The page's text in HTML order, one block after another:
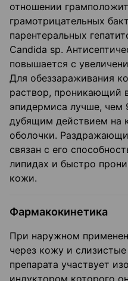
отношении
грамотрицательных
парентеральных
Candida sp.
повышается с
Для обеззараживания
раствор, проникающий
эпидермиса лучше, чем
дубящим действием на
оболочки.
связан с его
липидах и быстро
кожи.
Фармакокинетика
При наружном
через кожу и
препарата участвует